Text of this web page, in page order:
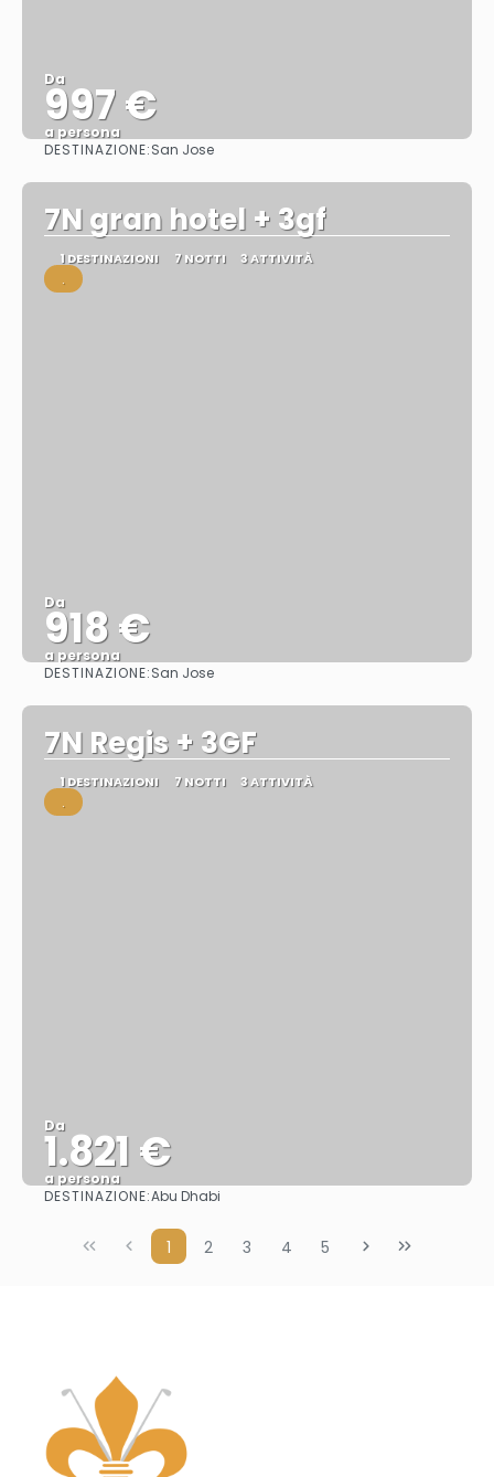
Da
997 €
a persona
DESTINAZIONE:San Jose
7N gran hotel + 3gf
1 DESTINAZIONI 7 NOTTI 3 ATTIVITÀ
.
Da
918 €
a persona
DESTINAZIONE:San Jose
7N Regis + 3GF
1 DESTINAZIONI 7 NOTTI 3 ATTIVITÀ
.
Da
1.821 €
a persona
DESTINAZIONE:Abu Dhabi
1 2 3 4 5